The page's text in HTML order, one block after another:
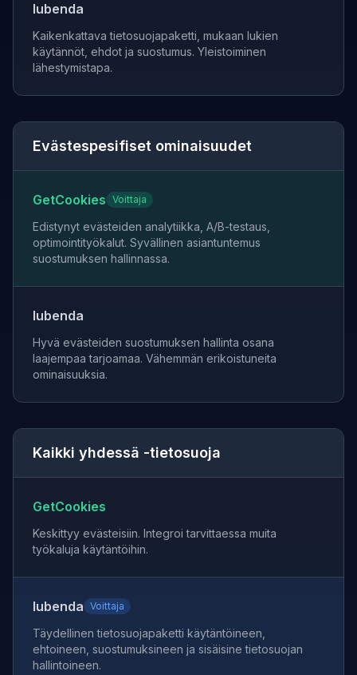
Iubenda
Kaikenkattava tietosuojapaketti, mukaan lukien
käytännöt, ehdot ja suostumus. Yleistoiminen
lähestymistapa.
Evästespesifiset ominaisuudet
GetCookies Voittaja
Edistynyt evästeiden analytiikka, A/B-testaus,
optimointityökalut. Syvällinen asiantuntemus
suostumuksen hallinnassa.
Iubenda
Hyvä evästeiden suostumuksen hallinta osana
laajempaa tarjoamaa. Vähemmän erikoistuneita
ominaisuuksia.
Kaikki yhdessä -tietosuoja
GetCookies
Keskittyy evästeisiin. Integroi tarvittaessa muita
työkaluja käytäntöihin.
Iubenda Voittaja
Täydellinen tietosuojapaketti käytäntöineen,
ehtoineen, suostumuksineen ja sisäisine tietosuojan
hallintoineen.